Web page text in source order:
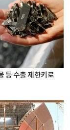
등 수출 제한키로